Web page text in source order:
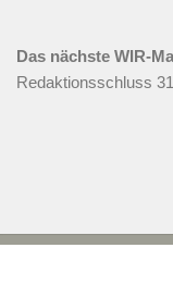
Das nächste WIR-
Redaktionsschluss